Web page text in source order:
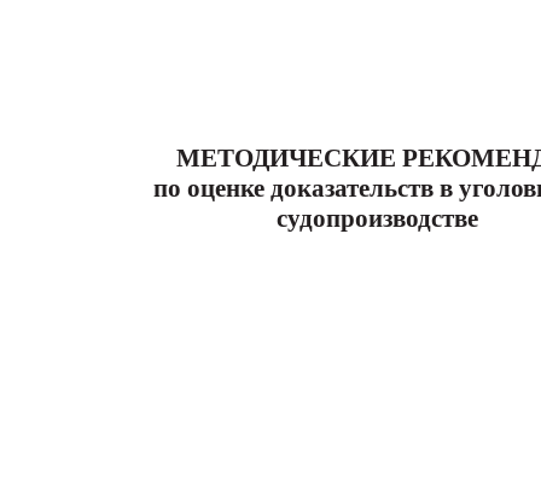
МЕТОДИЧЕСКИЕ
по оценке доказательств в
судопроизводстве